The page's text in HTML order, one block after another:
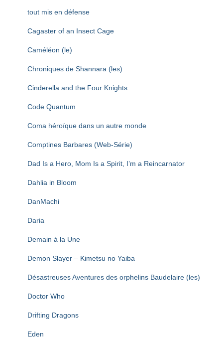
tout mis en défense
Cagaster of an Insect Cage
Caméléon (le)
Chroniques de Shannara (les)
Cinderella and the Four Knights
Code Quantum
Coma héroïque dans un autre monde
Comptines Barbares (Web-Série)
Dad Is a Hero, Mom Is a Spirit, I’m a Reincarnator
Dahlia in Bloom
DanMachi
Daria
Demain à la Une
Demon Slayer – Kimetsu no Yaiba
Désastreuses Aventures des orphelins Baudelaire (les)
Doctor Who
Drifting Dragons
Eden